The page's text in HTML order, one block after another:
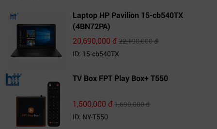
Laptop HP Pavilion 15-cb540TX
(4BN72PA)
20,690,000 đ22,190,000 đ
ID: 15-cb540TX
TV Box FPT Play Box+ T550
1,500,000 đ1,690,000 đ
ID: NY-T550